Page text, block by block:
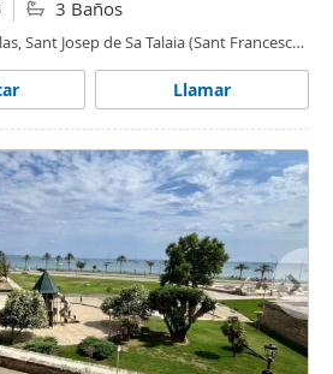
3 Baños
Sant Josep de Sa Talaia (Sant Francesc
Llamar